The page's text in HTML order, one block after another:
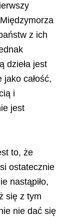
z ich
dzieła jest
jako całość,
i
jest
to, że
ostatecznie
nastąpiło,
się z tym
nie dać się